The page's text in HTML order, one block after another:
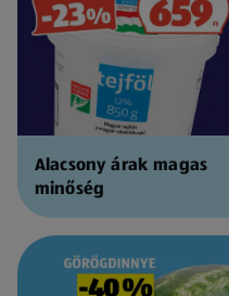
Alacsony árak magas
minőség